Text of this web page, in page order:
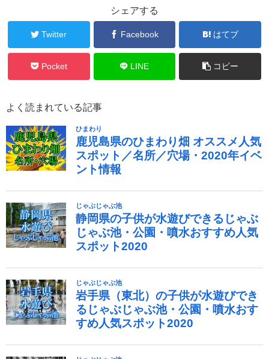
シェアする
Twitter Facebook はてブ
Pocket LINE コピー
よく読まれている記事